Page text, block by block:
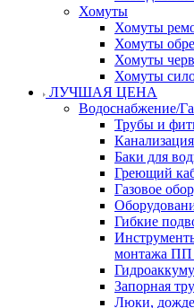
Хомуты
Хомуты
Хомуты
Хомуты
Хомуты
ЛУЧШАЯ ЦЕНА
Водоснабжение/
Трубы и
Канализация
Баки для
Греющий
Газовое
Гибкие
монтажа ПП
Запорная
Люки,